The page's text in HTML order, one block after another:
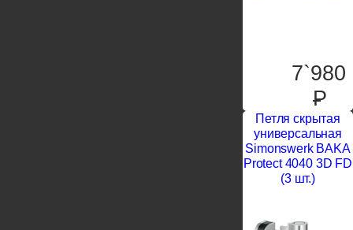
7`980
P
Петля скрытая
универсальная
Simonswerk BAKA
Protect 4040 3D FD
(3 шт.)